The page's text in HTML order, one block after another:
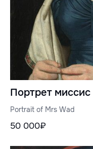
Портрет
Portrait of Mrs Wad
50 000₽